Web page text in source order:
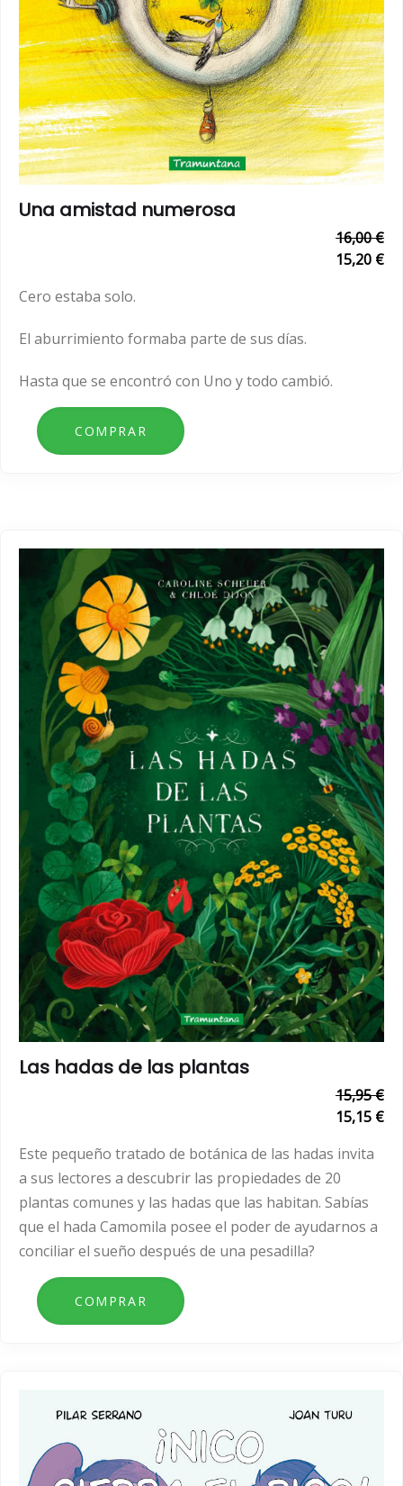
Una amistad numerosa
16,00 €
15,20 €
Cero estaba solo.
El aburrimiento formaba parte de sus días.
Hasta que se encontró con Uno y todo cambió.
Las hadas de las plantas
15,95 €
15,15 €
Este pequeño tratado de botánica de las hadas invita
a sus lectores a descubrir las propiedades de 20
plantas comunes y las hadas que las habitan. Sabías
que el hada Camomila posee el poder de ayudarnos a
conciliar el sueño después de una pesadilla?